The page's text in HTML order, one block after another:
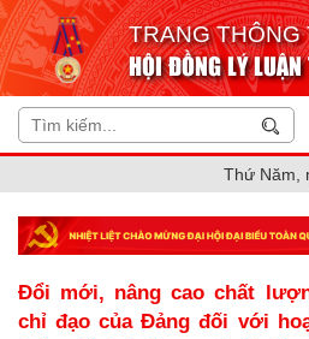
TRANG
HỘI ĐỒNG LÝ
Thứ Năm,
Đổi mới, nâng cao chất
chỉ đạo của Đảng đối với